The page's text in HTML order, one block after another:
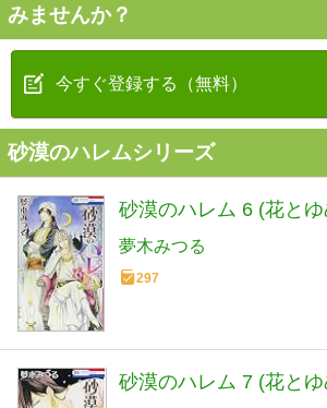
みませんか？
今すぐ登録する（無料）
砂漠のハレムシリーズ
砂漠のハレム 6 (花と
夢木みつる
297
砂漠のハレム 7 (花と